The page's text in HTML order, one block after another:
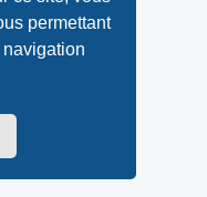
permettant
navigation